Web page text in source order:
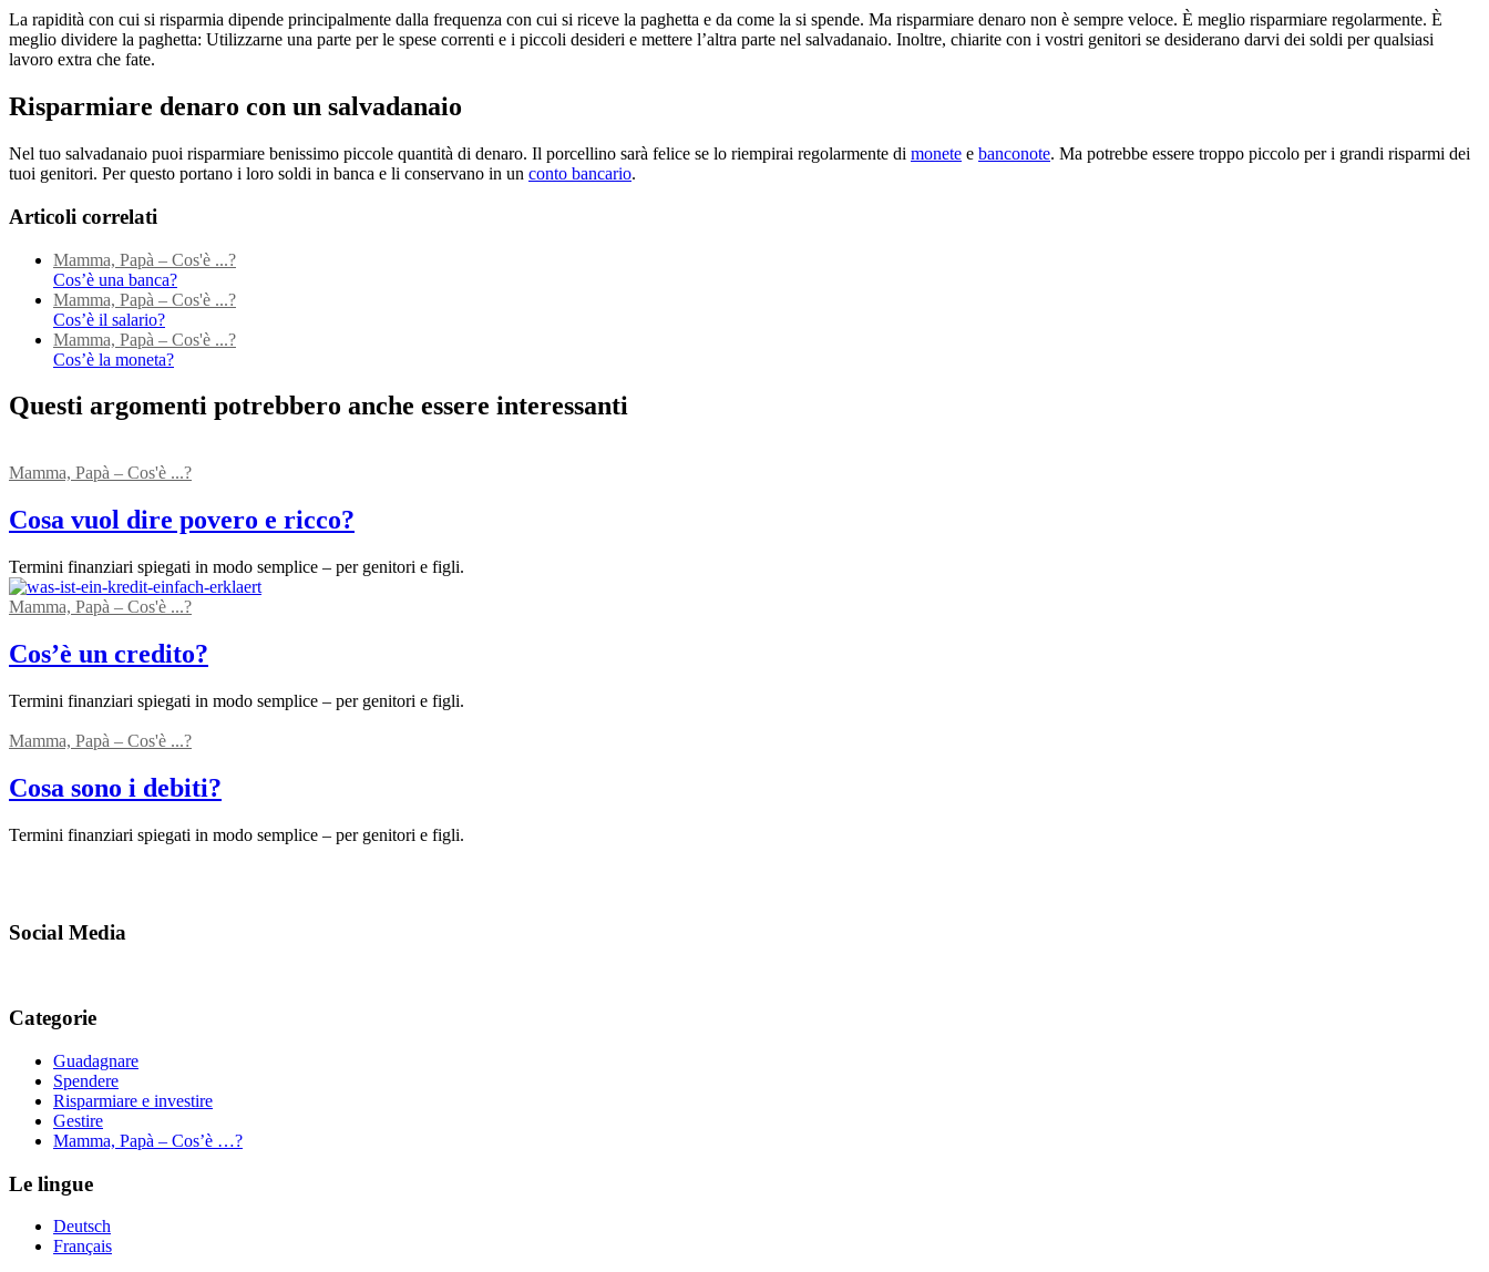
La rapidità con cui si risparmia dipende principalmente dalla frequenza con cui si riceve la paghetta e da come la si spende. Ma risparmiare denaro non è sempre veloce. È meglio risparmiare regolarmente. È
meglio dividere la paghetta: Utilizzarne una parte per le spese correnti e i piccoli desideri e mettere l’altra parte nel salvadanaio. Inoltre, chiarite con i vostri genitori se desiderano darvi dei soldi per qualsiasi
lavoro extra che fate.
Risparmiare denaro con un salvadanaio
Nel tuo salvadanaio puoi risparmiare benissimo piccole quantità di denaro. Il porcellino sarà felice se lo riempirai regolarmente di monete e banconote. Ma potrebbe essere troppo piccolo per i grandi risparmi dei
tuoi genitori. Per questo portano i loro soldi in banca e li conservano in un conto bancario.
Articoli correlati
Mamma, Papà – Cos'è ...?
Cos’è una banca?
Mamma, Papà – Cos'è ...?
Cos’è il salario?
Mamma, Papà – Cos'è ...?
Cos’è la moneta?
Questi argomenti potrebbero anche essere interessanti
Mamma, Papà – Cos'è ...?
Cosa vuol dire povero e ricco?
Termini finanziari spiegati in modo semplice – per genitori e figli.
Mamma, Papà – Cos'è ...?
Cos’è un credito?
Termini finanziari spiegati in modo semplice – per genitori e figli.
Mamma, Papà – Cos'è ...?
Cosa sono i debiti?
Termini finanziari spiegati in modo semplice – per genitori e figli.
Social Media
Categorie
Guadagnare
Spendere
Risparmiare e investire
Gestire
Mamma, Papà – Cos’è …?
Le lingue
Deutsch
Français